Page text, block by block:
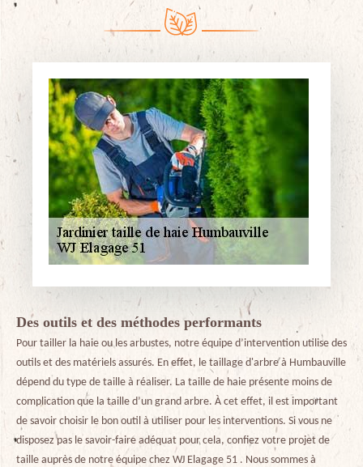
Des outils et des méthodes performants
Pour tailler la haie ou les arbustes, notre équipe d’intervention utilise des
outils et des matériels assurés. En effet, le taillage d'arbre à Humbauville
dépend du type de taille à réaliser. La taille de haie présente moins de
complication que la taille d’un grand arbre. À cet effet, il est important
de savoir choisir le bon outil à utiliser pour les interventions. Si vous ne
disposez pas le savoir-faire adéquat pour cela, confiez votre projet de
taille auprès de notre équipe chez WJ Elagage 51 . Nous sommes à